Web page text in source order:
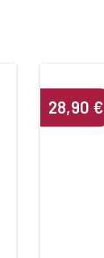
28,90 €